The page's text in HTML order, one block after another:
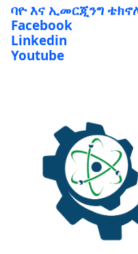
ባዮ እና ኢመርጂንግ
Facebook
Linkedin
Youtube